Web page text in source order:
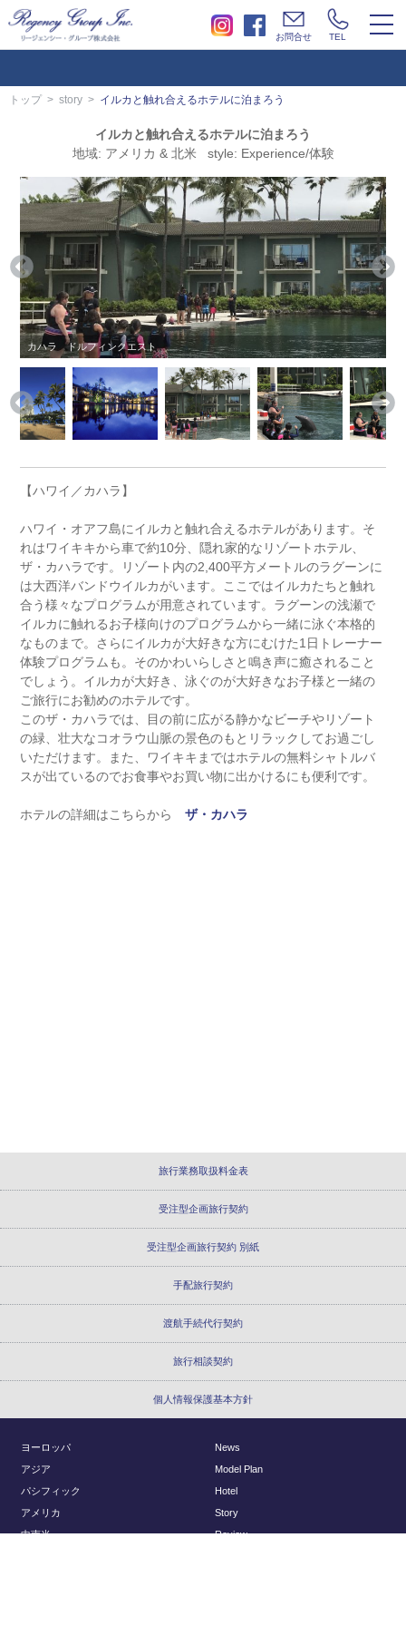
お問合せ TEL
トップ story イルカと触れ合えるホテルに泊まろう
イルカと触れ合えるホテルに泊まろう
地域: アメリカ & 北米 style: Experience/体験
カハラ ドルフィンクエスト
【ハワイ／カハラ】
ハワイ・オアフ島にイルカと触れ合えるホテルがあります。そ
れはワイキキから車で約10分、隠れ家的なリゾートホテル、
ザ・カハラです。リゾート内の2,400平方メートルのラグーンに
は大西洋バンドウイルカがいます。ここではイルカたちと触れ
合う様々なプログラムが用意されています。ラグーンの浅瀬で
イルカに触れるお子様向けのプログラムから一緒に泳ぐ本格的
なものまで。さらにイルカが大好きな方にむけた1日トレーナー
体験プログラムも。そのかわいらしさと鳴き声に癒されること
でしょう。イルカが大好き、泳ぐのが大好きなお子様と一緒の
ご旅行にお勧めのホテルです。
このザ・カハラでは、目の前に広がる静かなビーチやリゾート
の緑、壮大なコオラウ山脈の景色のもとリラックしてお過ごし
いただけます。また、ワイキキまではホテルの無料シャトルバ
スが出ているのでお食事やお買い物に出かけるにも便利です。
ホテルの詳細はこちらからザ・カハラ
旅行業務取扱料金表
受注型企画旅行契約
受注型企画旅行契約 別紙
手配旅行契約
渡航手続代行契約
旅行相談契約
個人情報保護基本方針
ヨーロッパ
アジア
パシフィック
アメリカ
中南米
News
Model Plan
Hotel
Story
Review